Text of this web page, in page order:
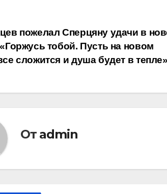
пожелал Сперцяну удачи в
тобой. Пусть на новом
сложится и душа будет в тепле»
От admin